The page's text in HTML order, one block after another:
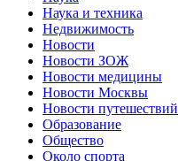
Наука и техника
Недвижимость
Новости
Новости ЗОЖ
Новости медицины
Новости Москвы
Новости путешествий
Образование
Общество
Около спорта